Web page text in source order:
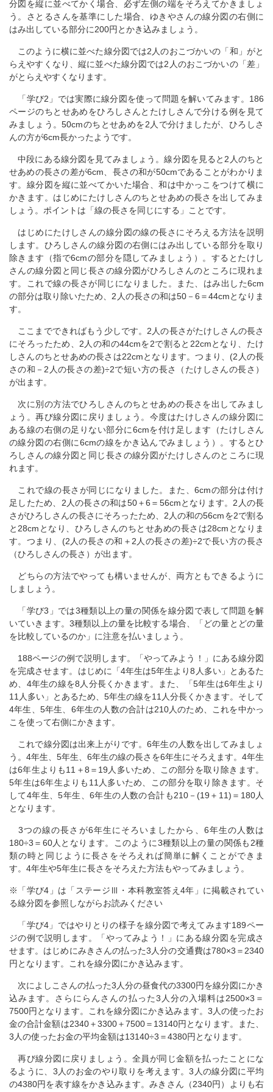
分図を縦に並べてかく場合、必ず左側の端をそろえてかきましょ
う。さとるさんを基準にした場合、ゆきやさんの線分図の右側に
はみ出している部分に200円とかき込みましょう。
このように横に並べた線分図では2人のおこづかいの「和」がと
らえやすくなり、縦に並べた線分図では2人のおこづかいの「差」
がとらえやすくなります。
「学び2」では実際に線分図を使って問題を解いてみます。186
ページのちとせあめをひろしさんとたけしさんで分ける例を見て
みましょう。50cmのちとせあめを2人で分けましたが、ひろしさ
んの方が6cm長かったようです。
中段にある線分図を見てみましょう。線分図を見ると2人のちと
せあめの長さの差が6cm、長さの和が50cmであることがわかりま
す。線分図を縦に並べてかいた場合、和は中かっこをつけて横に
かきます。はじめにたけしさんのちとせあめの長さを出してみま
しょう。ポイントは「線の長さを同じにする」ことです。
はじめにたけしさんの線分図の線の長さにそろえる方法を説明
します。ひろしさんの線分図の右側にはみ出している部分を取り
除きます（指で6cmの部分を隠してみましょう）。するとたけし
さんの線分図と同じ長さの線分図がひろしさんのところに現れま
す。これで線の長さが同じになりました。また、はみ出した6cm
の部分は取り除いたため、2人の長さの和は50－6＝44cmとなりま
す。
ここまでできればもう少しです。2人の長さがたけしさんの長さ
にそろったため、2人の和の44cmを2で割ると22cmとなり、たけ
しさんのちとせあめの長さは22cmとなります。つまり、(2人の長
さの和－2人の長さの差)÷2で短い方の長さ（たけしさんの長さ）
が出ます。
次に別の方法でひろしさんのちとせあめの長さを出してみまし
ょう。再び線分図に戻りましょう。今度はたけしさんの線分図に
ある線の右側の足りない部分に6cmを付け足します（たけしさん
の線分図の右側に6cmの線をかき込んでみましょう）。するとひ
ろしさんの線分図と同じ長さの線分図がたけしさんのところに現
れます。
これで線の長さが同じになりました。また、6cmの部分は付け
足したため、2人の長さの和は50＋6＝56cmとなります。2人の長
さがひろしさんの長さにそろったため、2人の和の56cmを2で割る
と28cmとなり、ひろしさんのちとせあめの長さは28cmとなりま
す。つまり、(2人の長さの和＋2人の長さの差)÷2で長い方の長さ
（ひろしさんの長さ）が出ます。
どちらの方法でやっても構いませんが、両方ともできるように
しましょう。
「学び3」では3種類以上の量の関係を線分図で表して問題を解
いていきます。3種類以上の量を比較する場合、「どの量とどの量
を比較しているのか」に注意を払いましょう。
188ページの例で説明します。「やってみよう！」にある線分図
を完成させます。はじめに「4年生は5年生より8人多い」とあるた
め、4年生の線を8人分長くかきます。また、「5年生は6年生より
11人多い」とあるため、5年生の線を11人分長くかきます。そして
4年生、5年生、6年生の人数の合計は210人のため、これを中かっ
こを使って右側にかきます。
これで線分図は出来上がりです。6年生の人数を出してみましょ
う。4年生、5年生、6年生の線の長さを6年生にそろえます。4年生
は6年生よりも11＋8＝19人多いため、この部分を取り除きます。
5年生は6年生よりも11人多いため、この部分を取り除きます。そ
して4年生、5年生、6年生の人数の合計も210－(19＋11)＝180人
となります。
3つの線の長さが6年生にそろいましたから、6年生の人数は
180÷3＝60人となります。このように3種類以上の量の関係も2種
類の時と同じように長さをそろえれば簡単に解くことができま
す。4年生や5年生に長さをそろえた方法もやってみましょう。
※「学び4」は「ステージⅢ・本科教室答え4年」に掲載されてい
る線分図を参照しながらお読みください
「学び4」ではやりとりの様子を線分図で考えてみます189ペー
ジの例で説明します。「やってみよう！」にある線分図を完成さ
せます。はじめにみきさんの払った3人分の交通費は780×3＝2340
円となります。これを線分図にかき込みます。
次によしこさんの払った3人分の昼食代の3300円を線分図にかき
込みます。さらにらんさんの払った3人分の入場料は2500×3＝
7500円となります。これを線分図にかき込みます。3人の使ったお
金の合計金額は2340＋3300＋7500＝13140円となります。また、
3人の使ったお金の平均金額は13140÷3＝4380円となります。
再び線分図に戻りましょう。全員が同じ金額を払ったことにな
るように、3人のお金のやり取りを考えます。3人の線分図に平均
の4380円を表す線をかき込みます。みきさん（2340円）よりも右